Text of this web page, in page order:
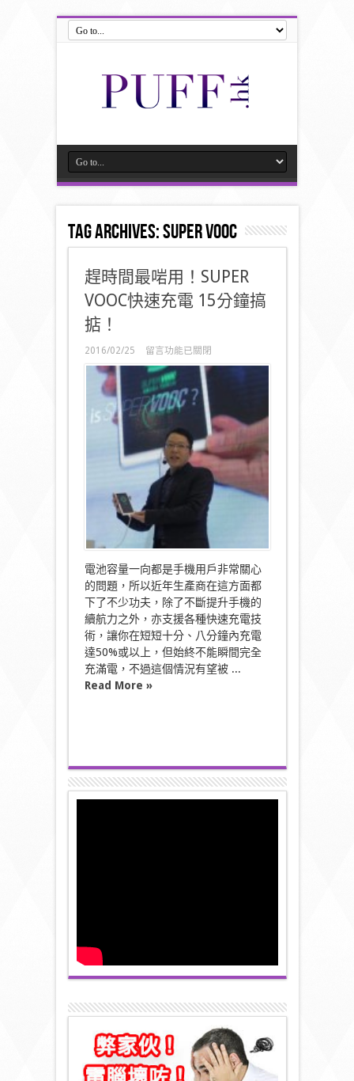
Tag Archives:Super VOOC
趕時間最啱用！SUPER
VOOC快速充電 15分鐘搞
掂！
2016/02/25
在
〈趕
時
間
最
啱
用！
SUPER
VOOC
快
速
充
電
15
分
鐘
掂！〉
中
留言功能已關閉
電池容量一向都是手機用戶非常關心
的問題，所以近年生產商在這方面都
下了不少功夫，除了不斷提升手機的
續航力之外，亦支援各種快速充電技
術，讓你在短短十分、八分鐘內充電
達50%或以上，但始終不能瞬間完全
充滿電，不過這個情況有望被 ...
Read More »